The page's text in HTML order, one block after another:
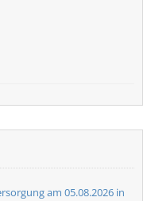
am 05.08.2026 in